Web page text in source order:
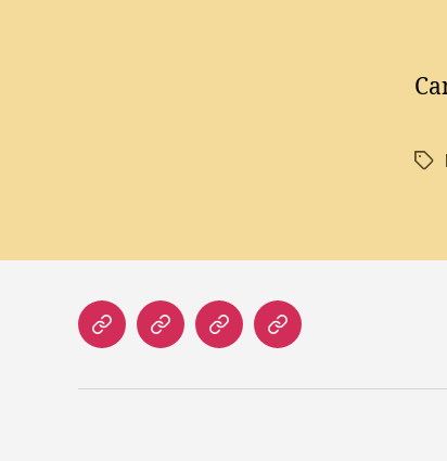
Home LiteraturProsa Impressum